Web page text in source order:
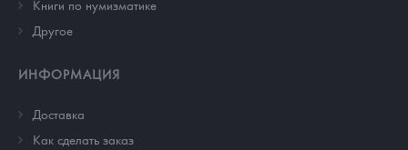
Книги по нумизматике
Другое
ИНФОРМАЦИЯ
Доставка
Как сделать заказ